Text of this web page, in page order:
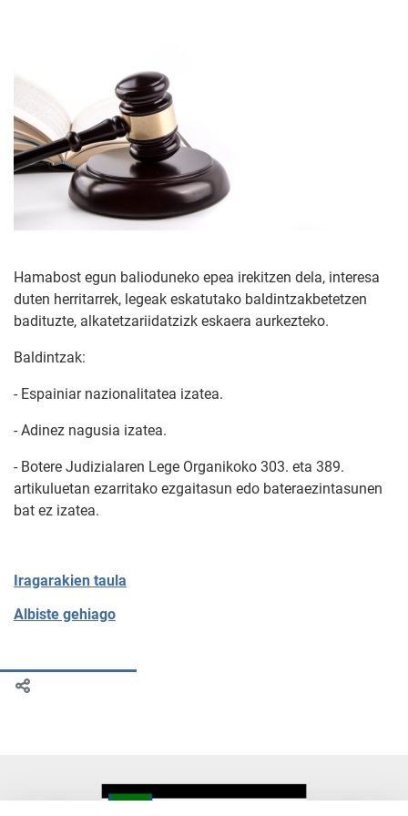
Hamabost egun balioduneko epea irekitzen dela, interesa
duten herritarrek, legeak eskatutako baldintzakbetetzen
badituzte, alkatetzariidatzizk eskaera aurkezteko.
Baldintzak:
- Espainiar nazionalitatea izatea.
- Adinez nagusia izatea.
- Botere Judizialaren Lege Organikoko 303. eta 389.
artikuluetan ezarritako ezgaitasun edo bateraezintasunen
bat ez izatea.
Iragarakien taula
Albiste gehiago